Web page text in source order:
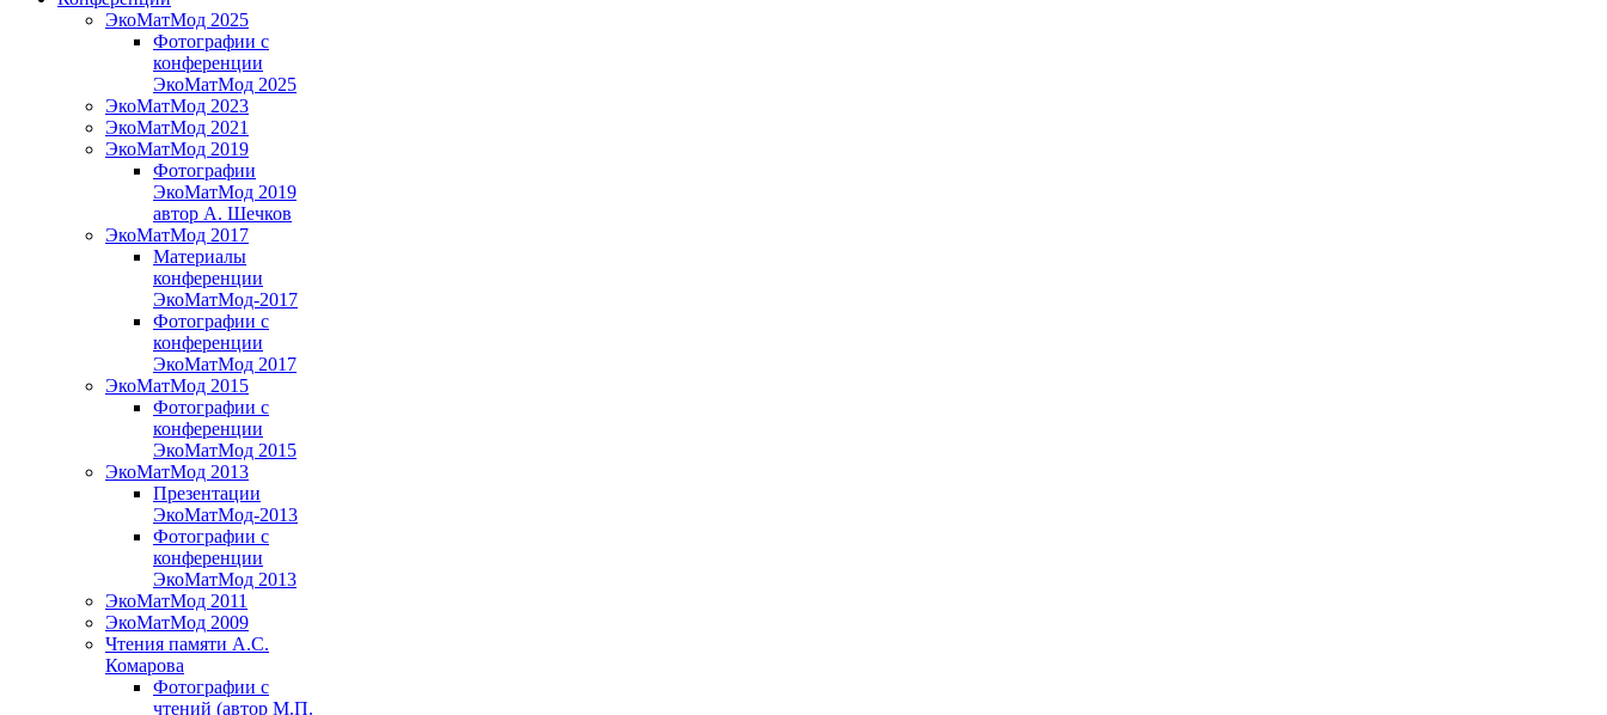
ЭкоМатМод 2025
Фотографии с
конференции
ЭкоМатМод 2025
ЭкоМатМод 2023
ЭкоМатМод 2021
ЭкоМатМод 2019
Фотографии
ЭкоМатМод 2019
автор А. Шечков
ЭкоМатМод 2017
Материалы
конференции
ЭкоМатМод-2017
Фотографии с
конференции
ЭкоМатМод 2017
ЭкоМатМод 2015
Фотографии с
конференции
ЭкоМатМод 2015
ЭкоМатМод 2013
Презентации
ЭкоМатМод-2013
Фотографии с
конференции
ЭкоМатМод 2013
ЭкоМатМод 2011
ЭкоМатМод 2009
Чтения памяти А.С.
Комарова
Фотографии с
чтений (автор М.П.